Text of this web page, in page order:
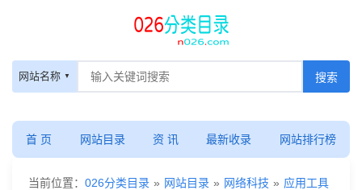
应
用
工
具
网站名称
首 页 网站目录 资 讯 最新收录 网站排行榜
当前位置： 026分类目录 » 网站目录 » 网络科技 » 应用工具